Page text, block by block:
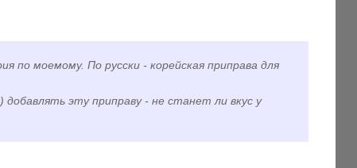
моемому. По русски - корейская приправа для
эту приправу - не станет ли вкус у